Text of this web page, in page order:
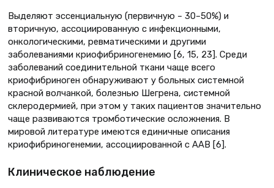
Выделяют эссенциальную (первичную – 30–50%) и
вторичную, ассоциированную с инфекционными,
онкологическими, ревматическими и другими
заболеваниями криофибриногенемию [6, 15, 23]. Среди
заболеваний соединительной ткани чаще всего
криофибриноген обнаруживают у больных системной
красной волчанкой, болезнью Шегрена, системной
склеродермией, при этом у таких пациентов значительно
чаще развиваются тромботические осложнения. В
мировой литературе имеются единичные описания
криофибриногенемии, ассоциированной с ААВ [6].
Клиническое наблюдение